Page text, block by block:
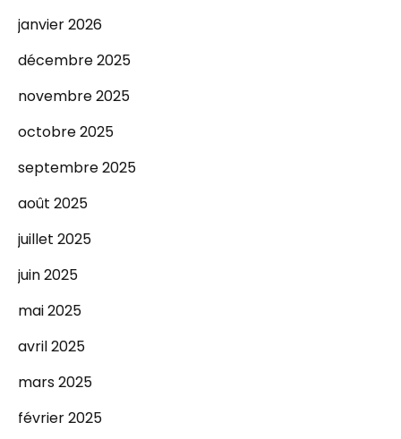
janvier 2026
décembre 2025
novembre 2025
octobre 2025
septembre 2025
août 2025
juillet 2025
juin 2025
mai 2025
avril 2025
mars 2025
février 2025